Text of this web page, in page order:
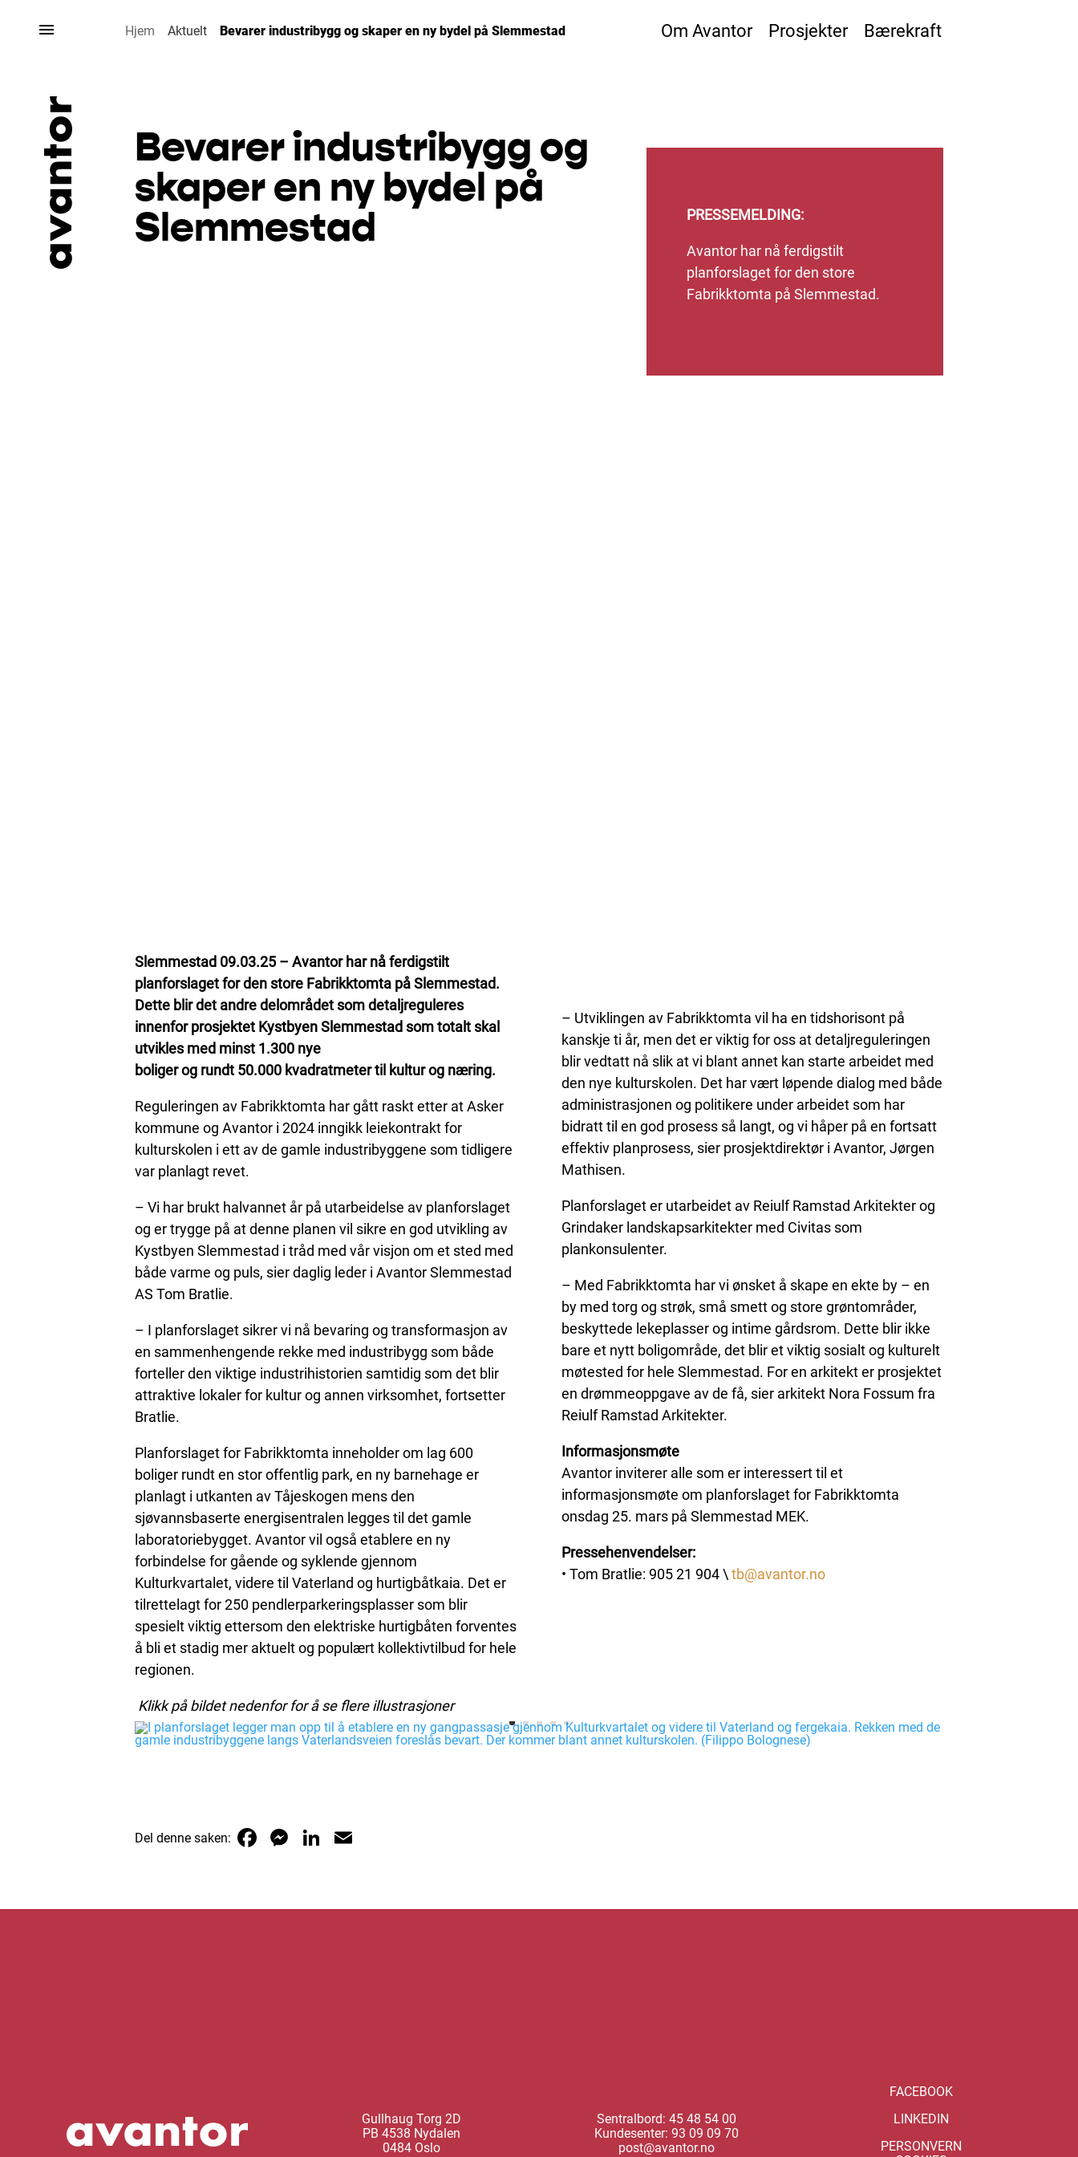
innhold
Hjem Aktuelt Bevarer industribygg og skaper en ny bydel på Slemmestad Om Avantor Prosjekter Bærekraft
Bevarer industribygg og
skaper en ny bydel på
Slemmestad PRESSEMELDING:
Avantor har nå ferdigstilt
planforslaget for den store
Fabrikktomta på Slemmestad.
Slemmestad 09.03.25 – Avantor har nå ferdigstilt
planforslaget for den store Fabrikktomta på Slemmestad.
Dette blir det andre delområdet som detaljreguleres
innenfor prosjektet Kystbyen Slemmestad som totalt skal
utvikles med minst 1.300 nye
boliger og rundt 50.000 kvadratmeter til kultur og næring.
Reguleringen av Fabrikktomta har gått raskt etter at Asker
kommune og Avantor i 2024 inngikk leiekontrakt for
kulturskolen i ett av de gamle industribyggene som tidligere
var planlagt revet.
– Vi har brukt halvannet år på utarbeidelse av planforslaget
og er trygge på at denne planen vil sikre en god utvikling av
Kystbyen Slemmestad i tråd med vår visjon om et sted med
både varme og puls, sier daglig leder i Avantor Slemmestad
AS Tom Bratlie.
– I planforslaget sikrer vi nå bevaring og transformasjon av
en sammenhengende rekke med industribygg som både
forteller den viktige industrihistorien samtidig som det blir
attraktive lokaler for kultur og annen virksomhet, fortsetter
Bratlie.
Planforslaget for Fabrikktomta inneholder om lag 600
boliger rundt en stor offentlig park, en ny barnehage er
planlagt i utkanten av Tåjeskogen mens den
sjøvannsbaserte energisentralen legges til det gamle
laboratoriebygget. Avantor vil også etablere en ny
forbindelse for gående og syklende gjennom
Kulturkvartalet, videre til Vaterland og hurtigbåtkaia. Det er
tilrettelagt for 250 pendlerparkeringsplasser som blir
spesielt viktig ettersom den elektriske hurtigbåten forventes
å bli et stadig mer aktuelt og populært kollektivtilbud for hele
regionen.
Klikk på bildet nedenfor for å se flere illustrasjoner
– Utviklingen av Fabrikktomta vil ha en tidshorisont på
kanskje ti år, men det er viktig for oss at detaljreguleringen
blir vedtatt nå slik at vi blant annet kan starte arbeidet med
den nye kulturskolen. Det har vært løpende dialog med både
administrasjonen og politikere under arbeidet som har
bidratt til en god prosess så langt, og vi håper på en fortsatt
effektiv planprosess, sier prosjektdirektør i Avantor, Jørgen
Mathisen.
Planforslaget er utarbeidet av Reiulf Ramstad Arkitekter og
Grindaker landskapsarkitekter med Civitas som
plankonsulenter.
– Med Fabrikktomta har vi ønsket å skape en ekte by – en
by med torg og strøk, små smett og store grøntområder,
beskyttede lekeplasser og intime gårdsrom. Dette blir ikke
bare et nytt boligområde, det blir et viktig sosialt og kulturelt
møtested for hele Slemmestad. For en arkitekt er prosjektet
en drømmeoppgave av de få, sier arkitekt Nora Fossum fra
Reiulf Ramstad Arkitekter.
Informasjonsmøte
Avantor inviterer alle som er interessert til et
informasjonsmøte om planforslaget for Fabrikktomta
onsdag 25. mars på Slemmestad MEK.
Pressehenvendelser:
• Tom Bratlie: 905 21 904 \tb@avantor.no
Facebook
Messenger
LinkedIn
Gullhaug Torg 2D
PB 4538 Nydalen
0484 Oslo
Sentralbord: 45 48 54 00
Kundesenter: 93 09 09 70
post@avantor.no
FACEBOOK
LINKEDIN
PERSONVERN